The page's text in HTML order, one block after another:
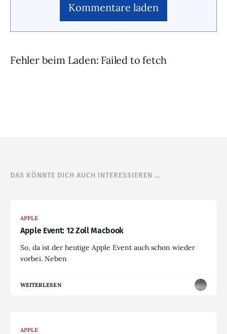
Kommentare laden
Fehler beim Laden: Failed to fetch
DAS KÖNNTE DICH AUCH INTERESSIEREN …
APPLE
Apple Event: 12 Zoll Macbook
So, da ist der heutige Apple Event auch schon wieder
vorbei. Neben
WEITERLESEN
APPLE